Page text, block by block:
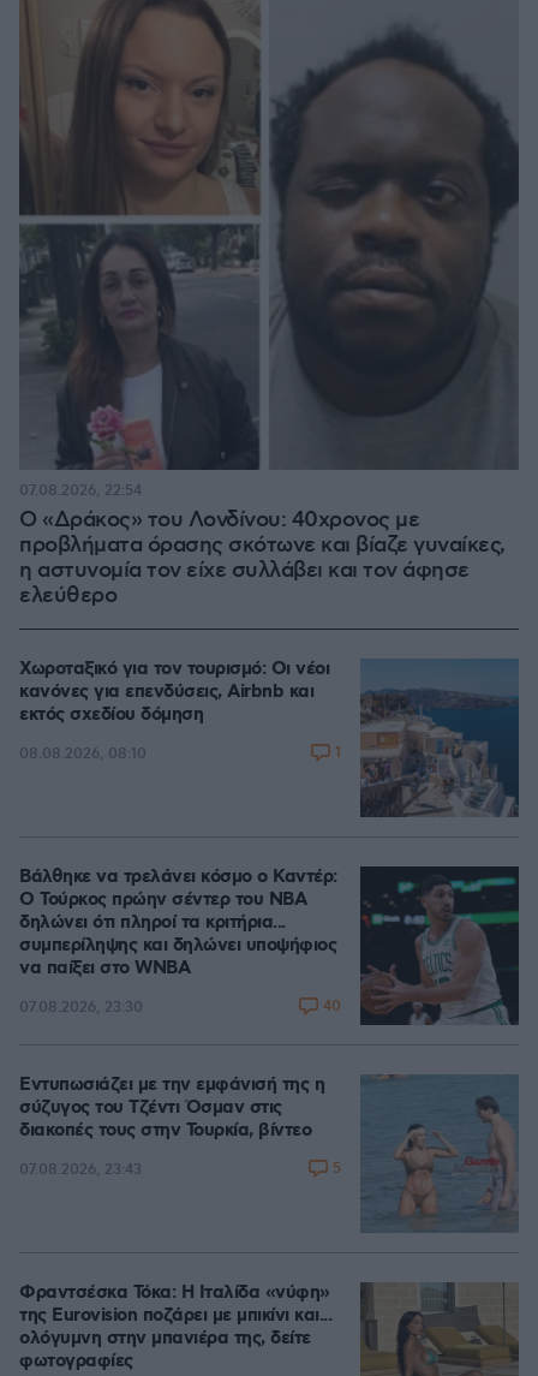
Ο «Δράκος» του Λονδίνου: 40χρονος με
προβλήματα όρασης σκότωνε και βίαζε γυναίκες,
η αστυνομία τον είχε συλλάβει και τον άφησε
ελεύθερο
07.08.2026, 22:54
Χωροταξικό για τον τουρισμό: Οι νέοι
κανόνες για επενδύσεις, Airbnb και
εκτός σχεδίου δόμηση
08.08.2026, 08:10 1
Βάλθηκε να τρελάνει κόσμο ο Καντέρ:
Ο Τούρκος πρώην σέντερ του NBA
δηλώνει ότι πληροί τα κριτήρια...
συμπερίληψης και δηλώνει υποψήφιος
να παίξει στο WNBA
07.08.2026, 23:30 40
Εντυπωσιάζει με την εμφάνισή της η
σύζυγος του Τζέντι Όσμαν στις
διακοπές τους στην Τουρκία, βίντεο
07.08.2026, 23:43 5
Φραντσέσκα Τόκα: Η Ιταλίδα «νύφη»
της Eurovision ποζάρει με μπικίνι και...
ολόγυμνη στην μπανιέρα της, δείτε
φωτογραφίες